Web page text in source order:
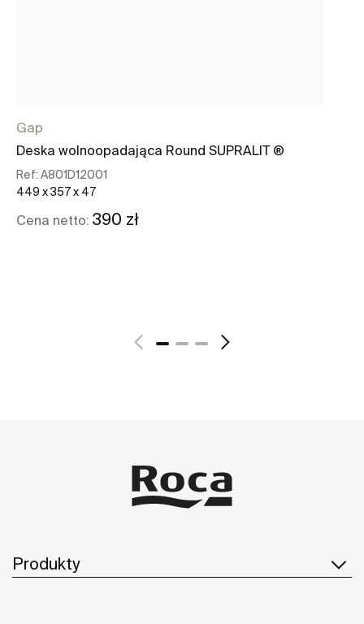
Gap
Deska wolnoopadająca Round SUPRALIT ®
Ref: A801D12001
449 x 357 x 47
Cena netto: 390 zł
Produkty